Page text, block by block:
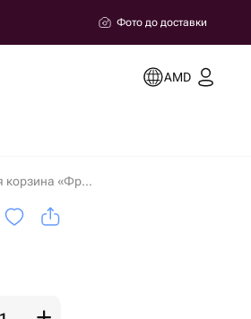
Фото до доставки
AMD
Фруктовая подарочная корзина «Фруктовый шторм» в Ереване